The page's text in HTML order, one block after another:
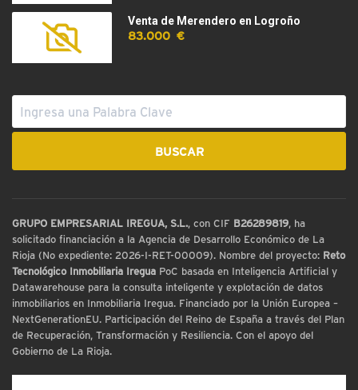
Venta de Merendero en Logroño
83.000 €
GRUPO EMPRESARIAL IREGUA, S.L., con CIF B26289819, ha
solicitado financiación a la Agencia de Desarrollo Económico de La
Rioja (No expediente: 2026-I-RET-00009). Nombre del proyecto: Reto
Tecnológico Inmobiliaria Iregua PoC basada en Inteligencia Artificial y
Datawarehouse para la consulta inteligente y explotación de datos
inmobiliarios en Inmobiliaria Iregua. Financiado por la Unión Europea –
NextGenerationEU. Participación del Reino de España a través del Plan
de Recuperación, Transformación y Resiliencia. Con el apoyo del
Gobierno de La Rioja.